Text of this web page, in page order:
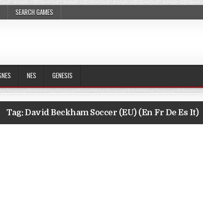
SEARCH GAMES
NES GENESIS
Tag:David Beckham Soccer (EU) (En Fr De Es It)